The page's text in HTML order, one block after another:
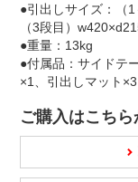
●引出しサイズ：（
（3段目）
●重量：13kg
●付属品：サイドテ
×1、引出しマット×3
ご購入はこちら